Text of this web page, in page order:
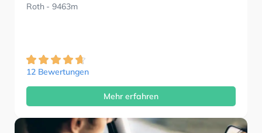
Roth - 9463m
12 Bewertungen
Mehr erfahren